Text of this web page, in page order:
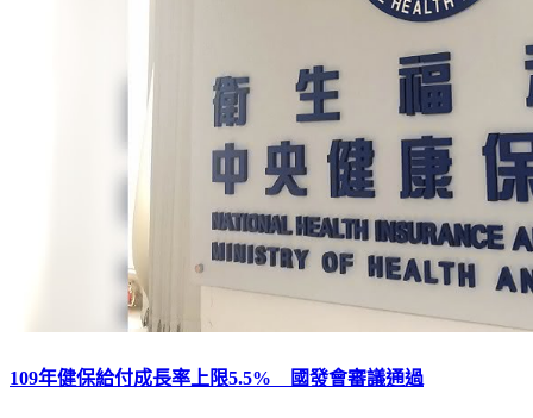
109年健保給付成長率上限5.5% 國發會審議通過